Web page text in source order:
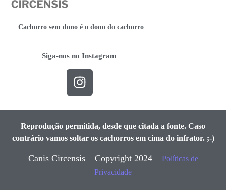
Cachorro sem dono é o dono do cachorro
Siga-nos no Instagram
Reprodução permitida, desde que citada a fonte. Caso
contrário vamos soltar os cachorros em cima do infrator. ;-)
Canis Circensis – Copyright 2024 – Políticas de
Privacidade